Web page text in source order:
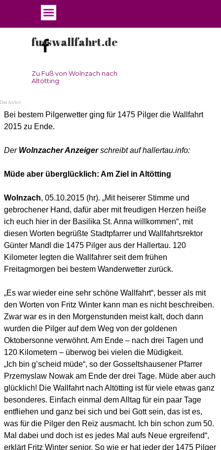
Direkt zum Seiteninhalt
Menü überspringen
Menü überspringen
fusswallfahrt.de
Zu Fuß von Wolnzach nach
Altötting
Das Archiv
Bei bestem Pilgerwetter ging für 1475 Pilger die Wallfahrt
2015 zu Ende.
Der Wolnzacher Anzeigerschreibt auf hallertau.info:
Müde aber überglücklich: Am Ziel in Altötting
Wolnzach, 05.10.2015 (hr). „Mit heiserer Stimme und
gebrochener Hand, dafür aber mit freudigen Herzen heiße
ich euch hier in der Basilika St. Anna willkommen“, mit
diesen Worten begrüßte Stadtpfarrer und Wallfahrtsrektor
Günter Mandl die 1475 Pilger aus der Hallertau. 120
Kilometer legten die Wallfahrer seit dem frühen
Freitagmorgen bei bestem Wanderwetter zurück.
„Es war wieder eine sehr schöne Wallfahrt“, besser als mit
den Worten von Fritz Winter kann man es nicht beschreiben.
Zwar war es in den Morgenstunden meist kalt, doch dann
wurden die Pilger auf dem Weg von der goldenen
Oktobersonne verwöhnt. Am Ende – nach drei Tagen und
120 Kilometern – überwog bei vielen die Müdigkeit.
„Ich bin g’scheid müde“, so der Gosseltshausener Pfarrer
Przemyslaw Nowak am Ende der drei Tage. Müde aber auch
glücklich! Die Wallfahrt nach Altötting ist für viele etwas ganz
besonderes. Einfach einmal dem Alltag für ein paar Tage
entfliehen und ganz bei sich und bei Gott sein, das ist es,
was für die Pilger den Reiz ausmacht. Ich bin schon zum 50.
Mal dabei und doch ist es jedes Mal aufs Neue ergreifend“,
erklärt Fritz Winter senior. So wie er hat jeder der 1475 Pilger